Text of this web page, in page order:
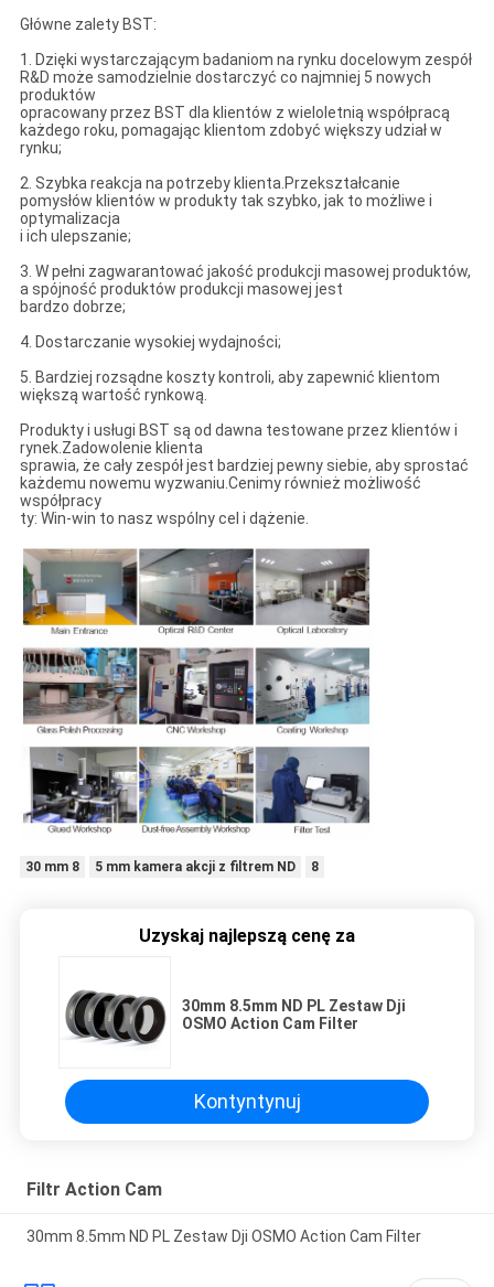
Główne zalety BST:
1. Dzięki wystarczającym badaniom na rynku docelowym zespół
R&D może samodzielnie dostarczyć co najmniej 5 nowych
produktów
opracowany przez BST dla klientów z wieloletnią współpracą
każdego roku, pomagając klientom zdobyć większy udział w
rynku;
2. Szybka reakcja na potrzeby klienta.Przekształcanie
pomysłów klientów w produkty tak szybko, jak to możliwe i
optymalizacja
i ich ulepszanie;
3. W pełni zagwarantować jakość produkcji masowej produktów,
a spójność produktów produkcji masowej jest
bardzo dobrze;
4. Dostarczanie wysokiej wydajności;
5. Bardziej rozsądne koszty kontroli, aby zapewnić klientom
większą wartość rynkową.
Produkty i usługi BST są od dawna testowane przez klientów i
rynek.Zadowolenie klienta
sprawia, że ​​cały zespół jest bardziej pewny siebie, aby sprostać
każdemu nowemu wyzwaniu.Cenimy również możliwość
współpracy
ty: Win-win to nasz wspólny cel i dążenie.
30 mm 8 5 mm kamera akcji z filtrem ND 8
Uzyskaj najlepszą cenę za
30mm 8.5mm ND PL Zestaw Dji
OSMO Action Cam Filter
Kontyntynuj
Filtr Action Cam
30mm 8.5mm ND PL Zestaw Dji OSMO Action Cam Filter